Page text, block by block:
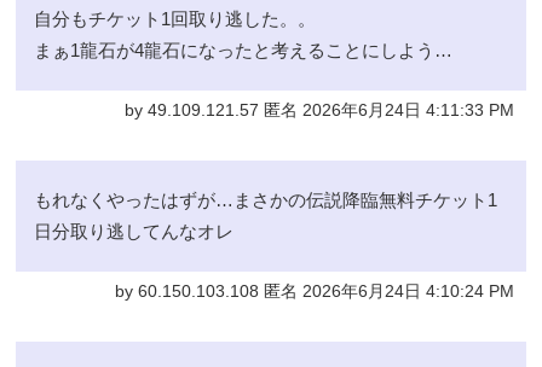
自分もチケット1回取り逃した。。
まぁ1龍石が4龍石になったと考えることにしよう…
by 49.109.121.57 匿名 2026年6月24日 4:11:33 PM
もれなくやったはずが…まさかの伝説降臨無料チケット1
日分取り逃してんなオレ
by 60.150.103.108 匿名 2026年6月24日 4:10:24 PM